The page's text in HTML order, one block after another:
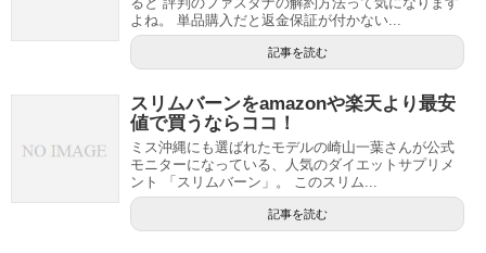
よね。 単品購入だと返金保証が付かない...
記事を読む
スリムバーンをamazonや楽天より最安
値で買うならココ！
ミス沖縄にも選ばれたモデルの崎山一葉さんが公式
モニターになっている、人気のダイエットサプリメ
ント 「スリムバーン」。 このスリム...
記事を読む